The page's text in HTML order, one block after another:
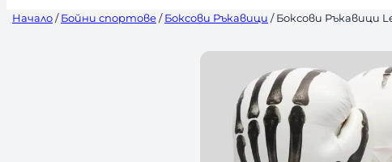
Начало/Бойни спортове/Боксови Ръкавици / Боксови Ръкавици